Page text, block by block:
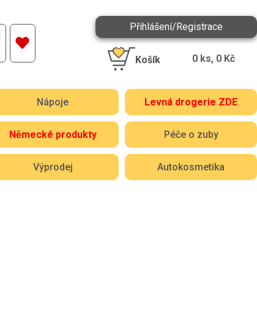
Přihlášení/Registrace
Košík 0 ks, 0 Kč
Nápoje Levná drogerie ZDE
Německé produkty Péče o zuby
Výprodej Autokosmetika